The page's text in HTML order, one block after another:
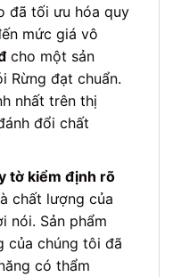
đã tối ưu hóa quy
mức giá vô
cho một sản
Rừng đạt chuẩn.
nhất trên thị
đổi chất
tờ kiểm định rõ
chất lượng của
nói. Sản phẩm
của chúng tôi đã
có thẩm